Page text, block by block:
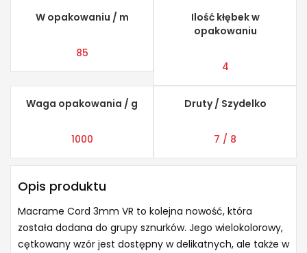
W opakowaniu / m
85
Ilość kłębek w
opakowaniu
4
Waga opakowania / g
1000
Druty / Szydelko
7 / 8
Opis produktu
Macrame Cord 3mm VR to kolejna nowość, która
została dodana do grupy sznurków. Jego wielokolorowy,
cętkowany wzór jest dostępny w delikatnych, ale także w